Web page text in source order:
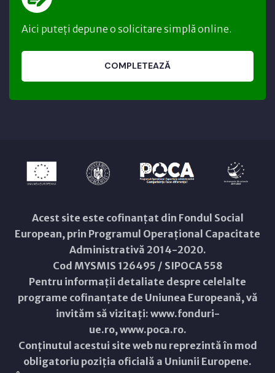
Aici puteți depune o solicitare simplă online.
COMPLETEAZĂ
Acest site este cofinanțat din Fondul Social
European, prin Programul Operațional Capacitate
Administrativă 2014-2020.
Cod MYSMIS 126495 / SIPOCA 558
Pentru informații detaliate despre celelalte
programe cofinanțate de Uniunea Europeană, vă
invităm să vizitați: www.fonduri-
ue.ro,www.poca.ro.
Conținutul acestui site web nu reprezintă în mod
obligatoriu poziția oficială a Uniunii Europene.